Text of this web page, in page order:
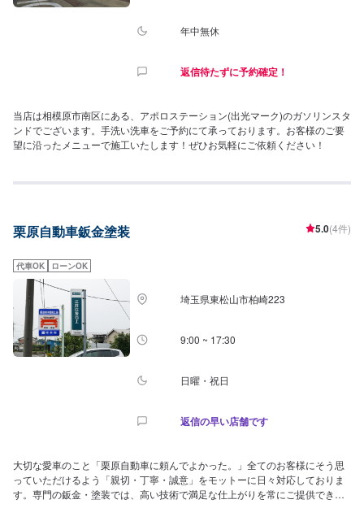
年中無休
返信待たずに予約確定！
当店は相模原市南区にある、アポロステーション(出光マーク)のガソリンスタ
ンドでございます。手洗い洗車をご予約にて承っております。お客様のご要
望に沿ったメニューで施工いたします！ぜひお気軽にご依頼ください！
栗原自動車鈑金塗装 5.0(4件)
代車OK ローンOK
埼玉県東松山市柏崎223
9:00 ~ 17:30
日曜・祝日
返信の早い店舗です
大切な愛車のこと「栗原自動車に頼んでよかった。」全てのお客様にそう思
っていただけるよう「親切・丁寧・誠意」をモットーに日々対応しておりま
す。専門の鈑金・塗装では、高い技術で満足な仕上がりを常にご提供できる